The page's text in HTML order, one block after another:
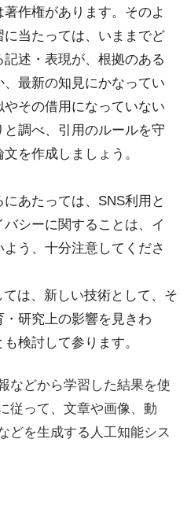
作権があります。そのよ
当たっては、いままでど
述・表現が、根拠のある
最新の知見にかなってい
その借用になっていない
調べ、引用のルールを守
を作成しましょう。
あたっては、SNS利用と
シーに関することは、イ
う、十分注意してくださ
は、新しい技術として、そ
研究上の影響を見きわ
検討して参ります。
などから学習した結果を使
従って、文章や画像、動
どを生成する人工知能シス